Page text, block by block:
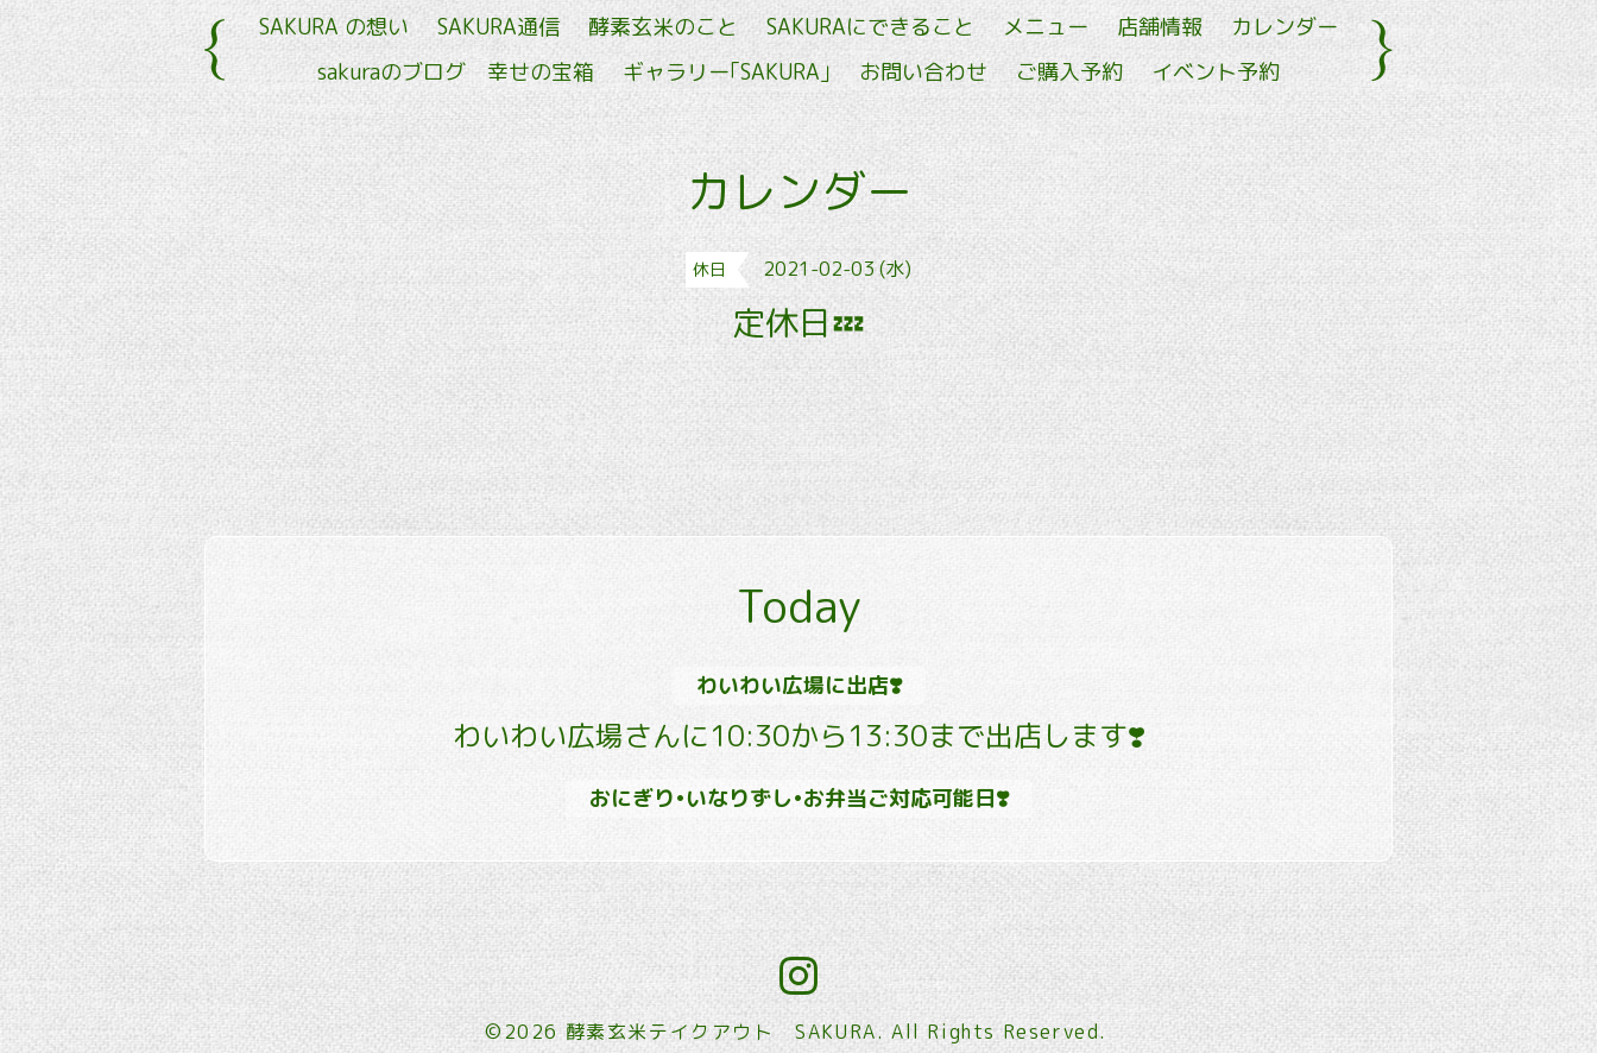
SAKURA の想い SAKURA通信 酵素玄米のこと SAKURAにできること メニュー 店舗情報
カレンダー
sakuraのブログ 幸せの宝箱
ギャラリー｢SAKURA｣ お問い合わせ ご購入予約 イベント予約
カレンダー
休日 2021-02-03 (水)
定休日💤
Today
わいわい広場に出店❣️
わいわい広場さんに10:30から13:30まで出店します❣️
おにぎり•いなりずし•お弁当ご対応可能日❣️
©2026 酵素玄米テイクアウト SAKURA. All Rights Reserved.